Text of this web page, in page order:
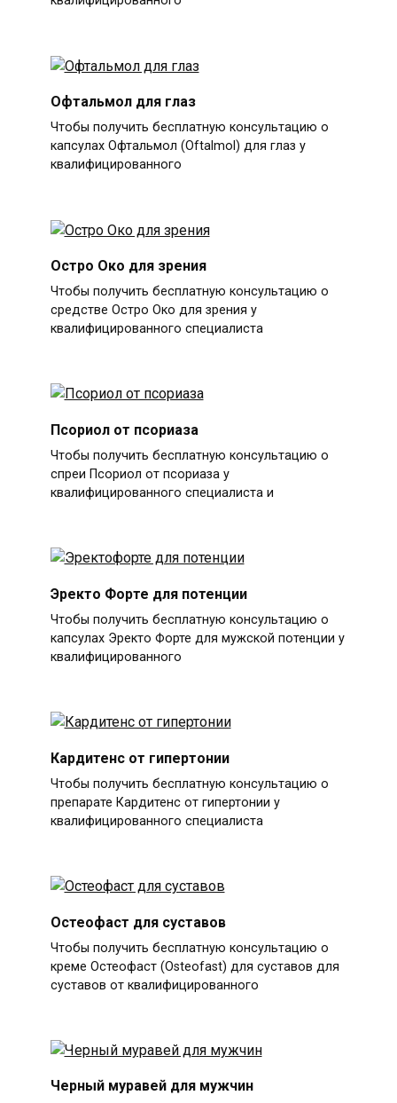
Офтальмол для глаз
Чтобы получить бесплатную консультацию о
капсулах Офтальмол (Oftalmol) для глаз у
квалифицированного
Остро Око для зрения
Чтобы получить бесплатную консультацию о
средстве Остро Око для зрения у
квалифицированного специалиста
Псориол от псориаза
Чтобы получить бесплатную консультацию о
спреи Псориол от псориаза у
квалифицированного специалиста и
Эректо Форте для потенции
Чтобы получить бесплатную консультацию о
капсулах Эректо Форте для мужской потенции у
квалифицированного
Кардитенс от гипертонии
Чтобы получить бесплатную консультацию о
препарате Кардитенс от гипертонии у
квалифицированного специалиста
Остеофаст для суставов
Чтобы получить бесплатную консультацию о
креме Остеофаст (Osteofast) для суставов для
суставов от квалифицированного
Черный муравей для мужчин